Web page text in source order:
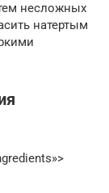
несложных
натертым